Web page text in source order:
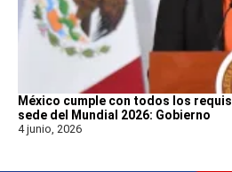
México cumple con todos los
sede del Mundial 2026: Gobierno
4 junio, 2026